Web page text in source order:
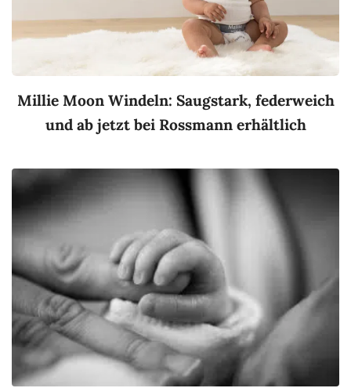
Millie Moon Windeln: Saugstark, federweich
und ab jetzt bei Rossmann erhältlich